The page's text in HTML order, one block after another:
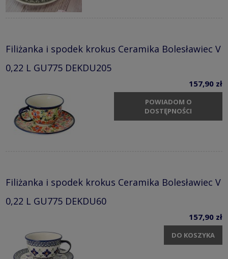
Filiżanka i spodek krokus Ceramika Bolesławiec V
0,22 L GU775 DEKDU205
157,90 zł
POWIADOM O
DOSTĘPNOŚCI
Filiżanka i spodek krokus Ceramika Bolesławiec V
0,22 L GU775 DEKDU60
157,90 zł
DO KOSZYKA